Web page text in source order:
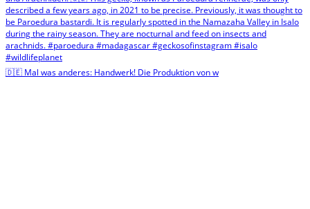
🇩🇪 Mal was anderes: Handwerk! Die Produktion von w